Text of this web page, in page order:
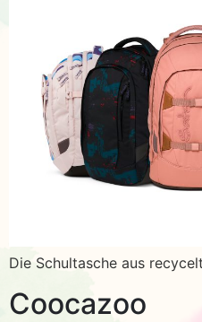
Die Schultasche aus
Coocazoo